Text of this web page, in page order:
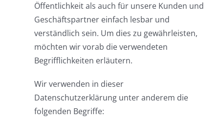
Öffentlichkeit als auch für unsere Kunden und
Geschäftspartner einfach lesbar und
verständlich sein. Um dies zu gewährleisten,
möchten wir vorab die verwendeten
Begrifflichkeiten erläutern.
Wir verwenden in dieser
Datenschutzerklärung unter anderem die
folgenden Begriffe: